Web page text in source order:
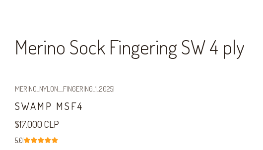
Merino Sock Fingering SW 4 ply
MERINO_NYLON__FINGERING_1_2025|
SWAMP MSF4
$17.000 CLP
5.0